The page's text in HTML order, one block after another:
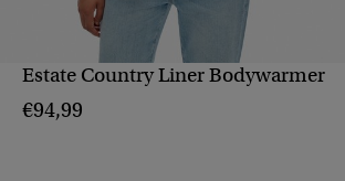
SNELLE WEERGAVE
Estate Country Liner Bodywarmer
€94,99